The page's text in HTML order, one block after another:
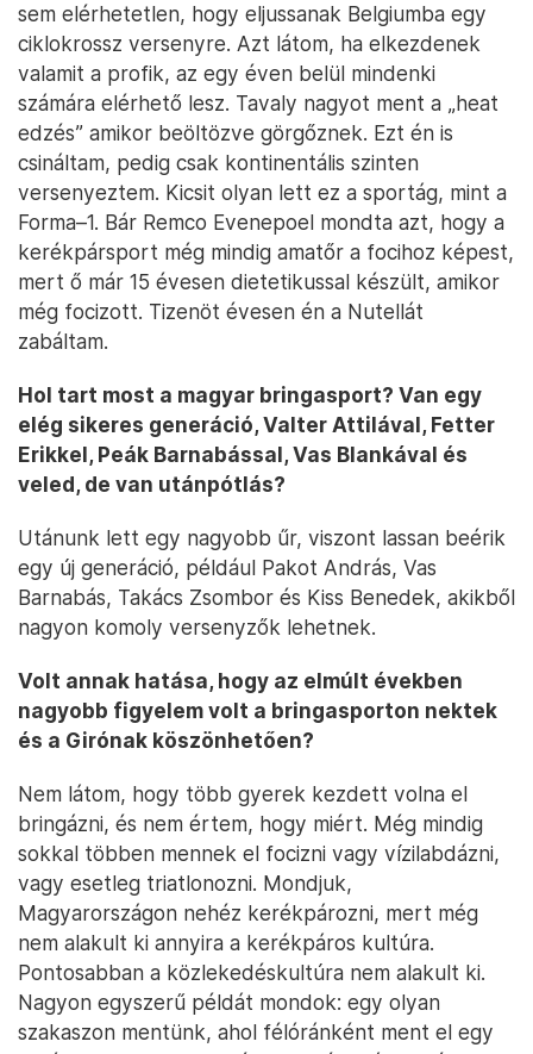
sem elérhetetlen, hogy eljussanak Belgiumba egy
ciklokrossz versenyre. Azt látom, ha elkezdenek
valamit a profik, az egy éven belül mindenki
számára elérhető lesz. Tavaly nagyot ment a „heat
edzés” amikor beöltözve görgőznek. Ezt én is
csináltam, pedig csak kontinentális szinten
versenyeztem. Kicsit olyan lett ez a sportág, mint a
Forma–1. Bár Remco Evenepoel mondta azt, hogy a
kerékpársport még mindig amatőr a focihoz képest,
mert ő már 15 évesen dietetikussal készült, amikor
még focizott. Tizenöt évesen én a Nutellát
zabáltam.
Hol tart most a magyar bringasport? Van egy
elég sikeres generáció, Valter Attilával, Fetter
Erikkel, Peák Barnabással, Vas Blankával és
veled, de van utánpótlás?
Utánunk lett egy nagyobb űr, viszont lassan beérik
egy új generáció, például Pakot András, Vas
Barnabás, Takács Zsombor és Kiss Benedek, akikből
nagyon komoly versenyzők lehetnek.
Volt annak hatása, hogy az elmúlt években
nagyobb figyelem volt a bringasporton nektek
és a Girónak köszönhetően?
Nem látom, hogy több gyerek kezdett volna el
bringázni, és nem értem, hogy miért. Még mindig
sokkal többen mennek el focizni vagy vízilabdázni,
vagy esetleg triatlonozni. Mondjuk,
Magyarországon nehéz kerékpározni, mert még
nem alakult ki annyira a kerékpáros kultúra.
Pontosabban a közlekedéskultúra nem alakult ki.
Nagyon egyszerű példát mondok: egy olyan
szakaszon mentünk, ahol félóránként ment el egy